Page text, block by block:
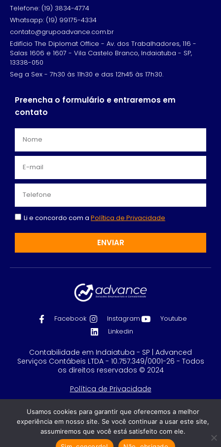
Telefone: (19) 3834-4774
Whatsapp: (19) 99175-4334
contato@grupoadvance.com.br
Edifício The Diplomat Office - Av. dos Trabalhadores, 116 -
Salas 1606 e 1607 - Vila Castelo Branco, Indaiatuba - SP,
13338-050
Seg a Sex - 7h30 às 11h30 e das 12h45 às 17h30.
Preencha o formulário e entraremos em
contato
Li e concordo com a Política de Privacidade
ENVIAR
Facebook Instagram
Youtube
Linkedin
Contabilidade em Indaiatuba - SP | Advanced
Serviços Contábeis LTDA - 10.757.349/0001-26 - Todos
os direitos reservados © 2024
Política de Privacidade
Feito com
por GRUPO DPG
Usamos cookies para garantir que oferecemos a melhor
experiência em nosso site. Se você continuar a usar este site,
assumiremos que você está satisfeito com ele.